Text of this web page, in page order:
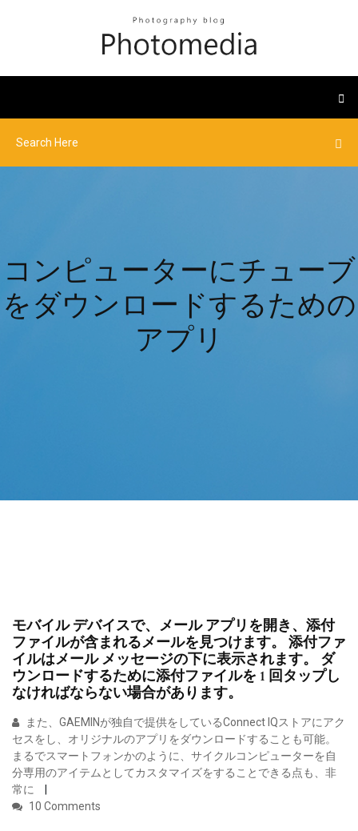
コンピューターにチューブ
をダウンロードするための
アプリ
モバイル デバイスで、メール アプリを開き、添付
ファイルが含まれるメールを見つけます。 添付ファ
イルはメール メッセージの下に表示されます。 ダ
ウンロードするために添付ファイルを 1 回タップし
なければならない場合があります。
また、GAEMINが独自で提供をしているConnect IQストアにアク
セスをし、オリジナルのアプリをダウンロードすることも可能。
まるでスマートフォンかのように、サイクルコンピューターを自
分専用のアイテムとしてカスタマイズをすることできる点も、非
常に
10 Comments